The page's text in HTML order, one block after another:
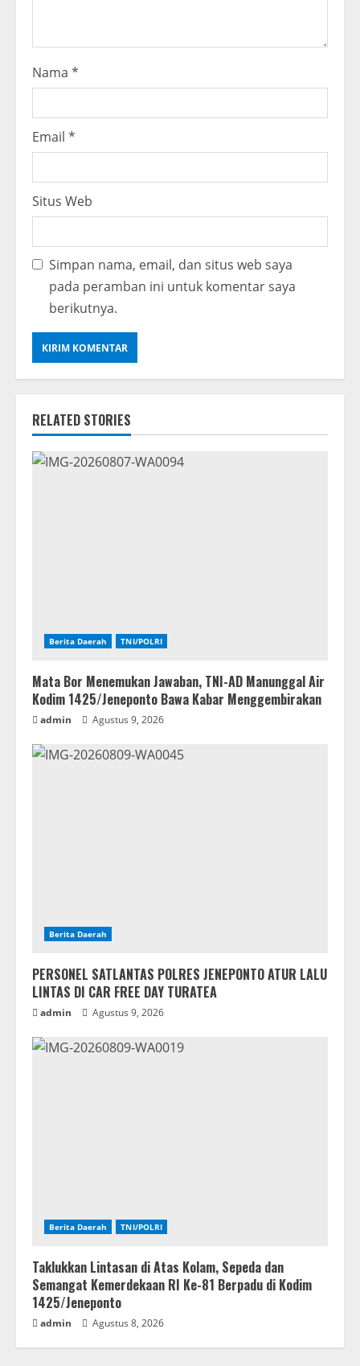
Nama *
Email *
Situs Web
Simpan nama, email, dan situs web saya
pada peramban ini untuk komentar saya
berikutnya.
RELATED STORIES
Berita Daerah TNI/POLRI
Mata Bor Menemukan Jawaban, TNI-AD Manunggal Air
Kodim 1425/Jeneponto Bawa Kabar Menggembirakan
admin Agustus 9, 2026
Berita Daerah
PERSONEL SATLANTAS POLRES JENEPONTO ATUR LALU
LINTAS DI CAR FREE DAY TURATEA
admin Agustus 9, 2026
Berita Daerah TNI/POLRI
Taklukkan Lintasan di Atas Kolam, Sepeda dan
Semangat Kemerdekaan RI Ke-81 Berpadu di Kodim
1425/Jeneponto
admin Agustus 8, 2026